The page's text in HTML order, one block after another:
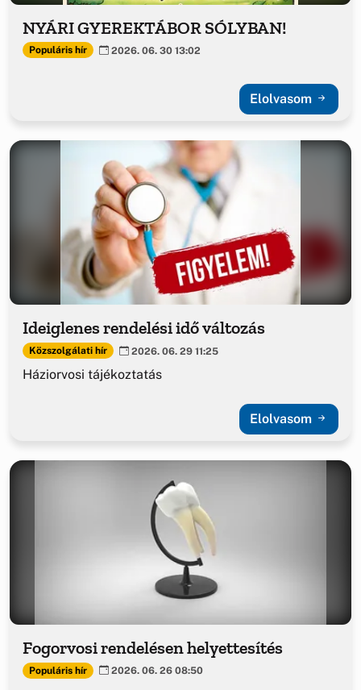
NYÁRI GYEREKTÁBOR SÓLYBAN!
Populáris hír 2026. 06. 30 13:02
Elolvasom
Ideiglenes rendelési idő változás
Közszolgálati hír 2026. 06. 29 11:25
Háziorvosi tájékoztatás
Elolvasom
Fogorvosi rendelésen helyettesítés
Populáris hír 2026. 06. 26 08:50